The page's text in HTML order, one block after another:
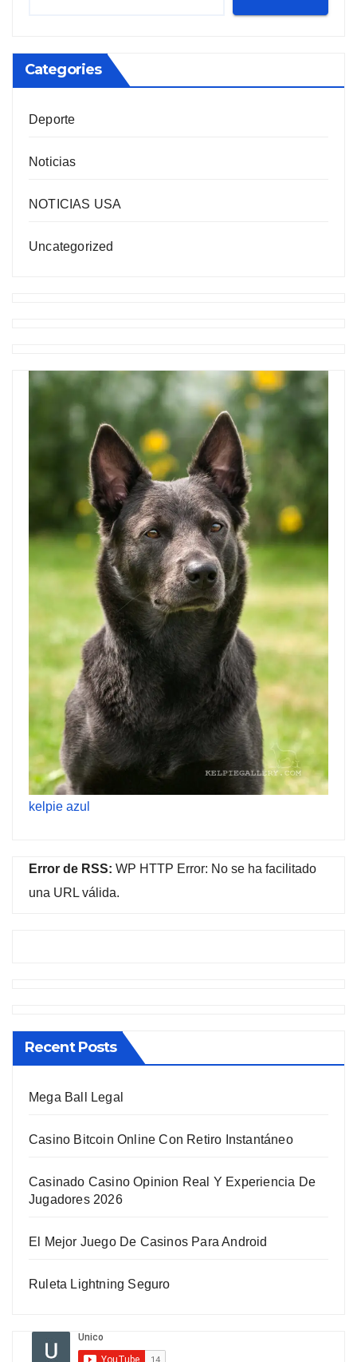
Categories
Deporte
Noticias
NOTICIAS USA
Uncategorized
kelpie azul
Error de RSS: WP HTTP Error: No se ha facilitado
una URL válida.
Recent Posts
Mega Ball Legal
Casino Bitcoin Online Con Retiro Instantáneo
Casinado Casino Opinion Real Y Experiencia De
Jugadores 2026
El Mejor Juego De Casinos Para Android
Ruleta Lightning Seguro